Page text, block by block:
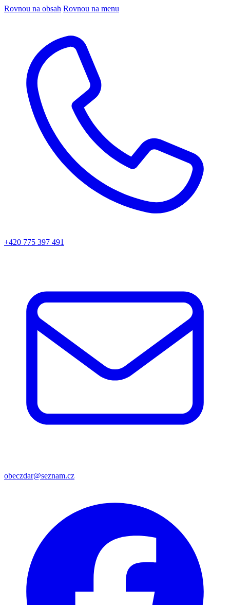
Rovnou na obsah Rovnou na menu
+420 775 397 491
obeczdar@seznam.cz